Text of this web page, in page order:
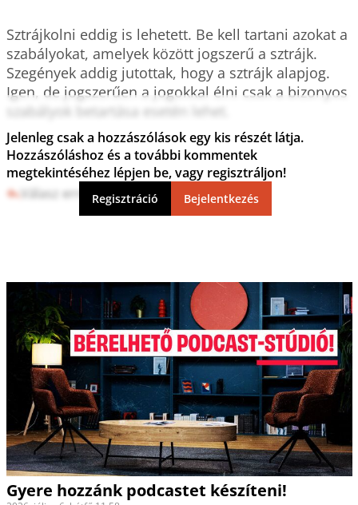
Sztrájkolni eddig is lehetett. Be kell tartani azokat a
szabályokat, amelyek között jogszerű a sztrájk.
Szegények addig jutottak, hogy a sztrájk alapjog.
Igen, de jogszerűen a jogokkal élni csak a bizonyos
szabályok betartása esetén lehet.
Válasz erre 6 1
Jelenleg csak a hozzászólások egy kis részét látja.
Hozzászóláshoz és a további kommentek
megtekintéséhez lépjen be, vagy regisztráljon!
Regisztráció Bejelentkezés
Gyere hozzánk podcastet készíteni!